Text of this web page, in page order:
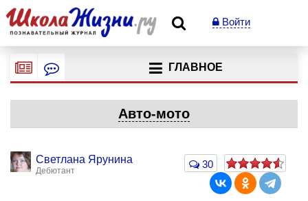
Войти
ГЛАВНОЕ
Авто-мото
Светлана Ярунина
Дебютант
30